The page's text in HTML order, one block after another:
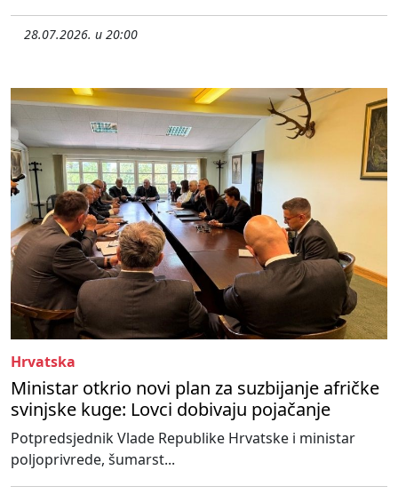
28.07.2026. u 20:00
Hrvatska
Ministar otkrio novi plan za suzbijanje afričke
svinjske kuge: Lovci dobivaju pojačanje
Potpredsjednik Vlade Republike Hrvatske i ministar
poljoprivrede, šumarst...